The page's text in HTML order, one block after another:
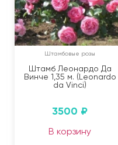
Штамбовые розы
Штамб Леонардо Да
Винче 1,35 м. (Leonardo
da Vinci)
3500 ₽
В корзину